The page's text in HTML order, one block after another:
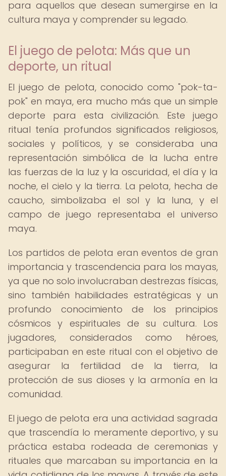
para aquellos que desean sumergirse en la
cultura maya y comprender su legado.
El juego de pelota: Más que un
deporte, un ritual
El juego de pelota, conocido como "pok-ta-
pok" en maya, era mucho más que un simple
deporte para esta civilización. Este juego
ritual tenía profundos significados religiosos,
sociales y políticos, y se consideraba una
representación simbólica de la lucha entre
las fuerzas de la luz y la oscuridad, el día y la
noche, el cielo y la tierra. La pelota, hecha de
caucho, simbolizaba el sol y la luna, y el
campo de juego representaba el universo
maya.
Los partidos de pelota eran eventos de gran
importancia y trascendencia para los mayas,
ya que no solo involucraban destrezas físicas,
sino también habilidades estratégicas y un
profundo conocimiento de los principios
cósmicos y espirituales de su cultura. Los
jugadores, considerados como héroes,
participaban en este ritual con el objetivo de
asegurar la fertilidad de la tierra, la
protección de sus dioses y la armonía en la
comunidad.
El juego de pelota era una actividad sagrada
que trascendía lo meramente deportivo, y su
práctica estaba rodeada de ceremonias y
rituales que marcaban su importancia en la